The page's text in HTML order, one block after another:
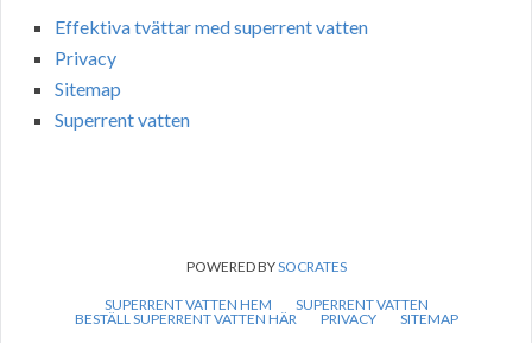
Effektiva tvättar med superrent vatten
Privacy
Sitemap
Superrent vatten
POWERED BYSOCRATES
SUPERRENT VATTEN HEM
SUPERRENT VATTEN
BESTÄLL SUPERRENT VATTEN HÄR
PRIVACY SITEMAP